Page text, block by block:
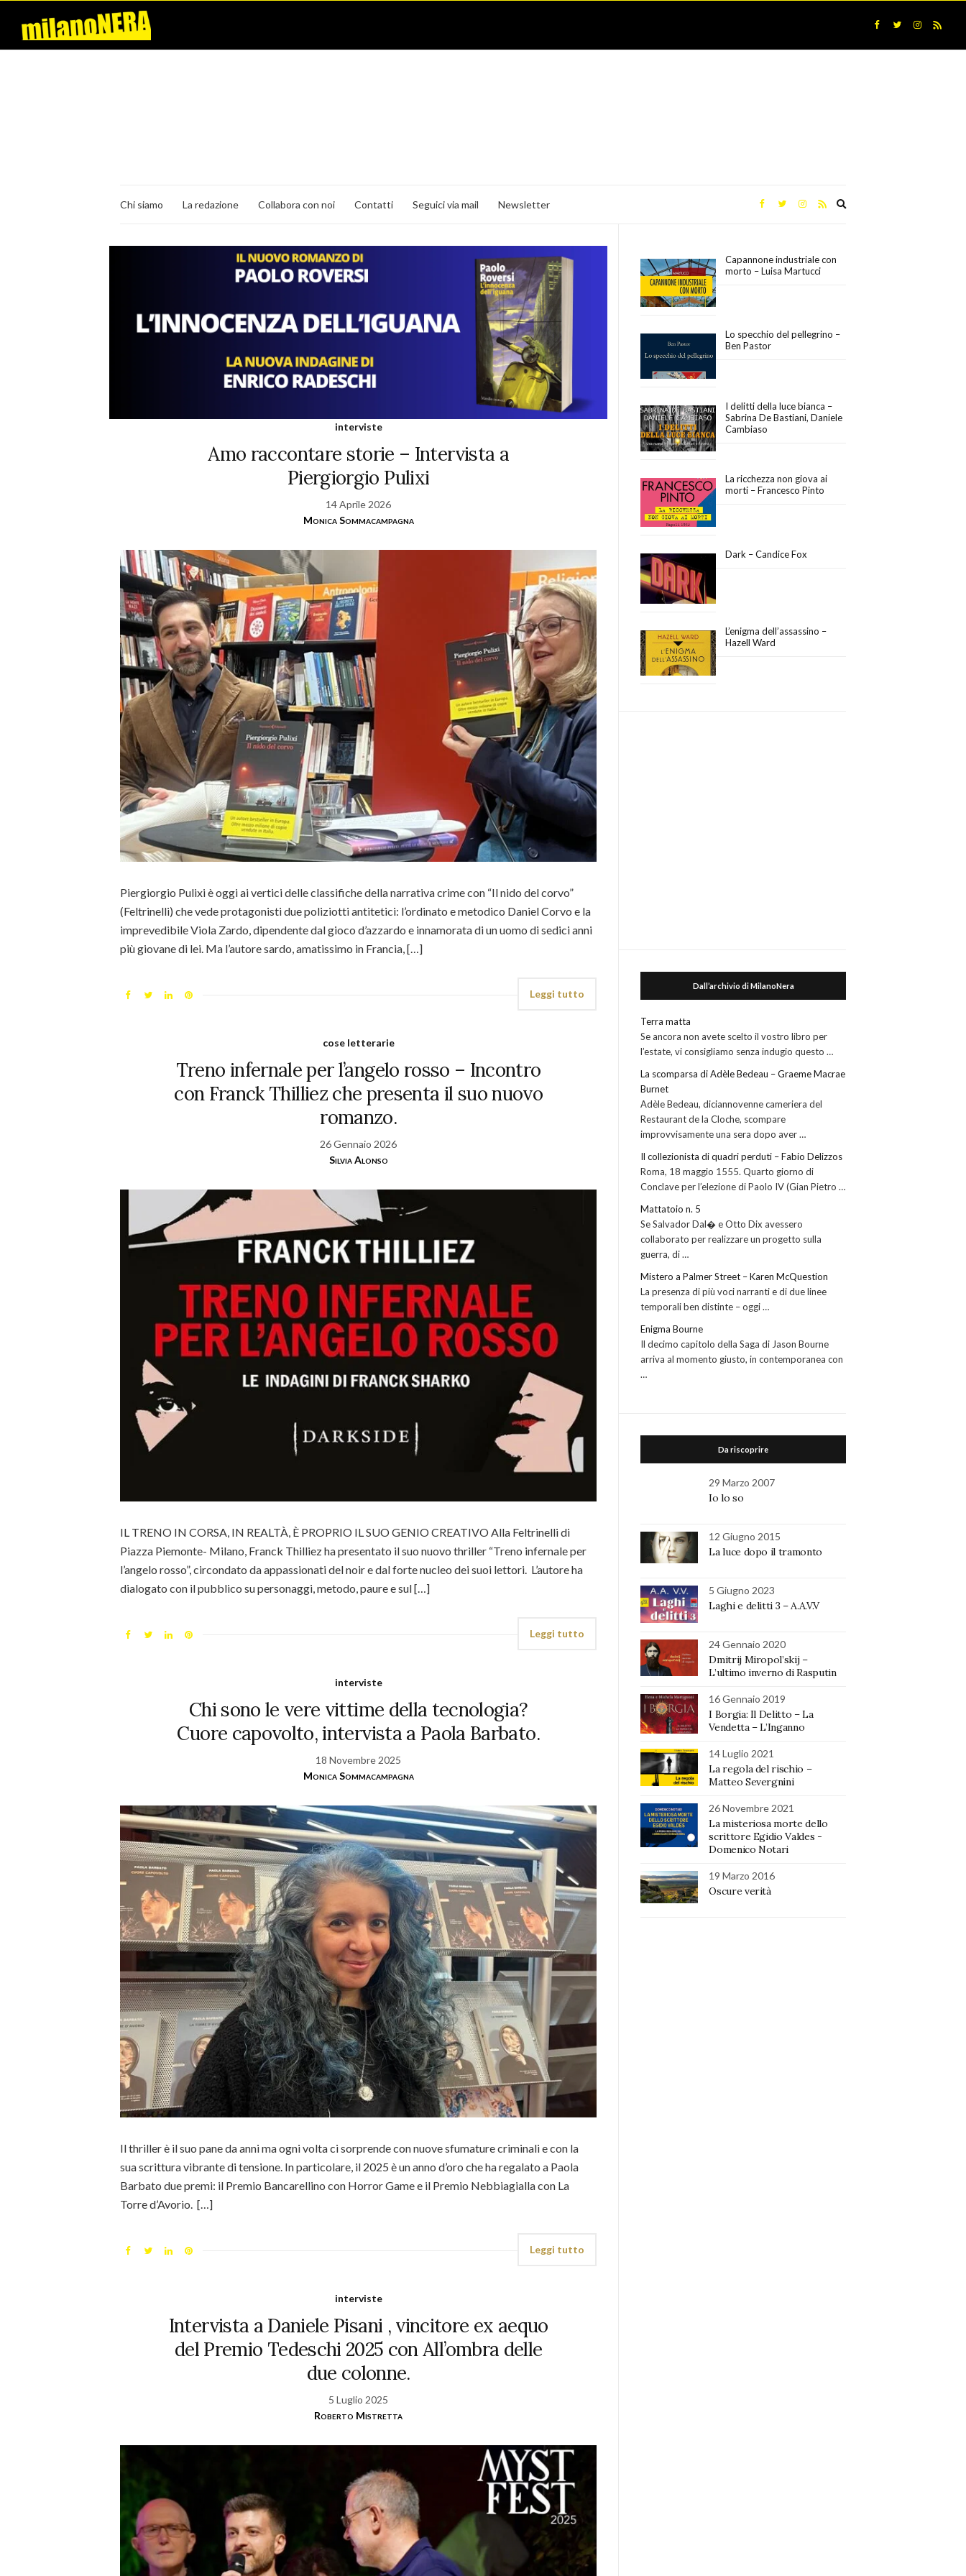
Chi siamo La redazione Collabora con noi Contatti Seguici via mail Newsletter
interviste
Amo raccontare storie – Intervista a
Piergiorgio Pulixi
14 Aprile 2026
Monica Sommacampagna
Piergiorgio Pulixi è oggi ai vertici delle classifiche della narrativa crime con “Il nido del corvo”
(Feltrinelli) che vede protagonisti due poliziotti antitetici: l’ordinato e metodico Daniel Corvo e la
imprevedibile Viola Zardo, dipendente dal gioco d’azzardo e innamorata di un uomo di sedici anni
più giovane di lei. Ma l’autore sardo, amatissimo in Francia, […]
Leggi tutto
cose letterarie
Treno infernale per l’angelo rosso – Incontro
con Franck Thilliez che presenta il suo nuovo
romanzo.
26 Gennaio 2026
Silvia Alonso
IL TRENO IN CORSA, IN REALTÀ, È PROPRIO IL SUO GENIO CREATIVO Alla Feltrinelli di
Piazza Piemonte- Milano, Franck Thilliez ha presentato il suo nuovo thriller “Treno infernale per
l’angelo rosso”, circondato da appassionati del noir e dal forte nucleo dei suoi lettori. L’autore ha
dialogato con il pubblico su personaggi, metodo, paure e sul […]
Leggi tutto
interviste
Chi sono le vere vittime della tecnologia?
Cuore capovolto, intervista a Paola Barbato.
18 Novembre 2025
Monica Sommacampagna
Il thriller è il suo pane da anni ma ogni volta ci sorprende con nuove sfumature criminali e con la
sua scrittura vibrante di tensione. In particolare, il 2025 è un anno d’oro che ha regalato a Paola
Barbato due premi: il Premio Bancarellino con Horror Game e il Premio Nebbiagialla con La
Torre d’Avorio. […]
Leggi tutto
interviste
Intervista a Daniele Pisani , vincitore ex aequo
del Premio Tedeschi 2025 con All’ombra delle
due colonne.
5 Luglio 2025
Roberto Mistretta
Capannone industriale con
morto – Luisa Martucci
Lo specchio del pellegrino –
Ben Pastor
I delitti della luce bianca –
Sabrina De Bastiani, Daniele
Cambiaso
La ricchezza non giova ai
morti – Francesco Pinto
Dark – Candice Fox
L’enigma dell’assassino –
Hazell Ward
Dall’archivio di MilanoNera
Terra matta
Se ancora non avete scelto il vostro libro per
l’estate, vi consigliamo senza indugio questo …
La scomparsa di Adèle Bedeau – Graeme Macrae
Burnet
Adèle Bedeau, diciannovenne cameriera del
Restaurant de la Cloche, scompare
improvvisamente una sera dopo aver …
Il collezionista di quadri perduti – Fabio Delizzos
Roma, 18 maggio 1555. Quarto giorno di
Conclave per l’elezione di Paolo IV (Gian Pietro …
Mattatoio n. 5
Se Salvador Dal� e Otto Dix avessero
collaborato per realizzare un progetto sulla
guerra, di …
Mistero a Palmer Street – Karen McQuestion
La presenza di più voci narranti e di due linee
temporali ben distinte – oggi …
Enigma Bourne
Il decimo capitolo della Saga di Jason Bourne
arriva al momento giusto, in contemporanea con
…
Da riscoprire
29 Marzo 2007
Io lo so
12 Giugno 2015
La luce dopo il tramonto
5 Giugno 2023
Laghi e delitti 3 – A.A.V.V
24 Gennaio 2020
Dmitrij Miropol’skij –
L’ultimo inverno di Rasputin
16 Gennaio 2019
I Borgia: Il Delitto – La
Vendetta – L’Inganno
14 Luglio 2021
La regola del rischio –
Matteo Severgnini
26 Novembre 2021
La misteriosa morte dello
scrittore Egidio Valdes -
Domenico Notari
19 Marzo 2016
Oscure verità